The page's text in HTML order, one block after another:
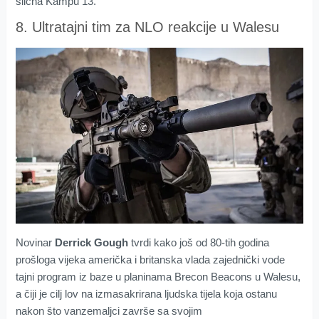
8. Ultratajni tim za NLO reakcije u Walesu
Novinar Derrick Goughtvrdi kako još od 80-tih godina
prošloga vijeka američka i britanska vlada zajednički vode
tajni program iz baze u planinama Brecon Beacons u Walesu,
a čiji je cilj lov na izmasakrirana ljudska tijela koja ostanu
nakon što vanzemaljci završe sa svojim